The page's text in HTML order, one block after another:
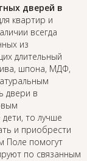
дверей в
квартир и
всегда
из
длительный
шпона, МДФ,
двери в
то лучше
и приобрести
Поле помогут
по связанным